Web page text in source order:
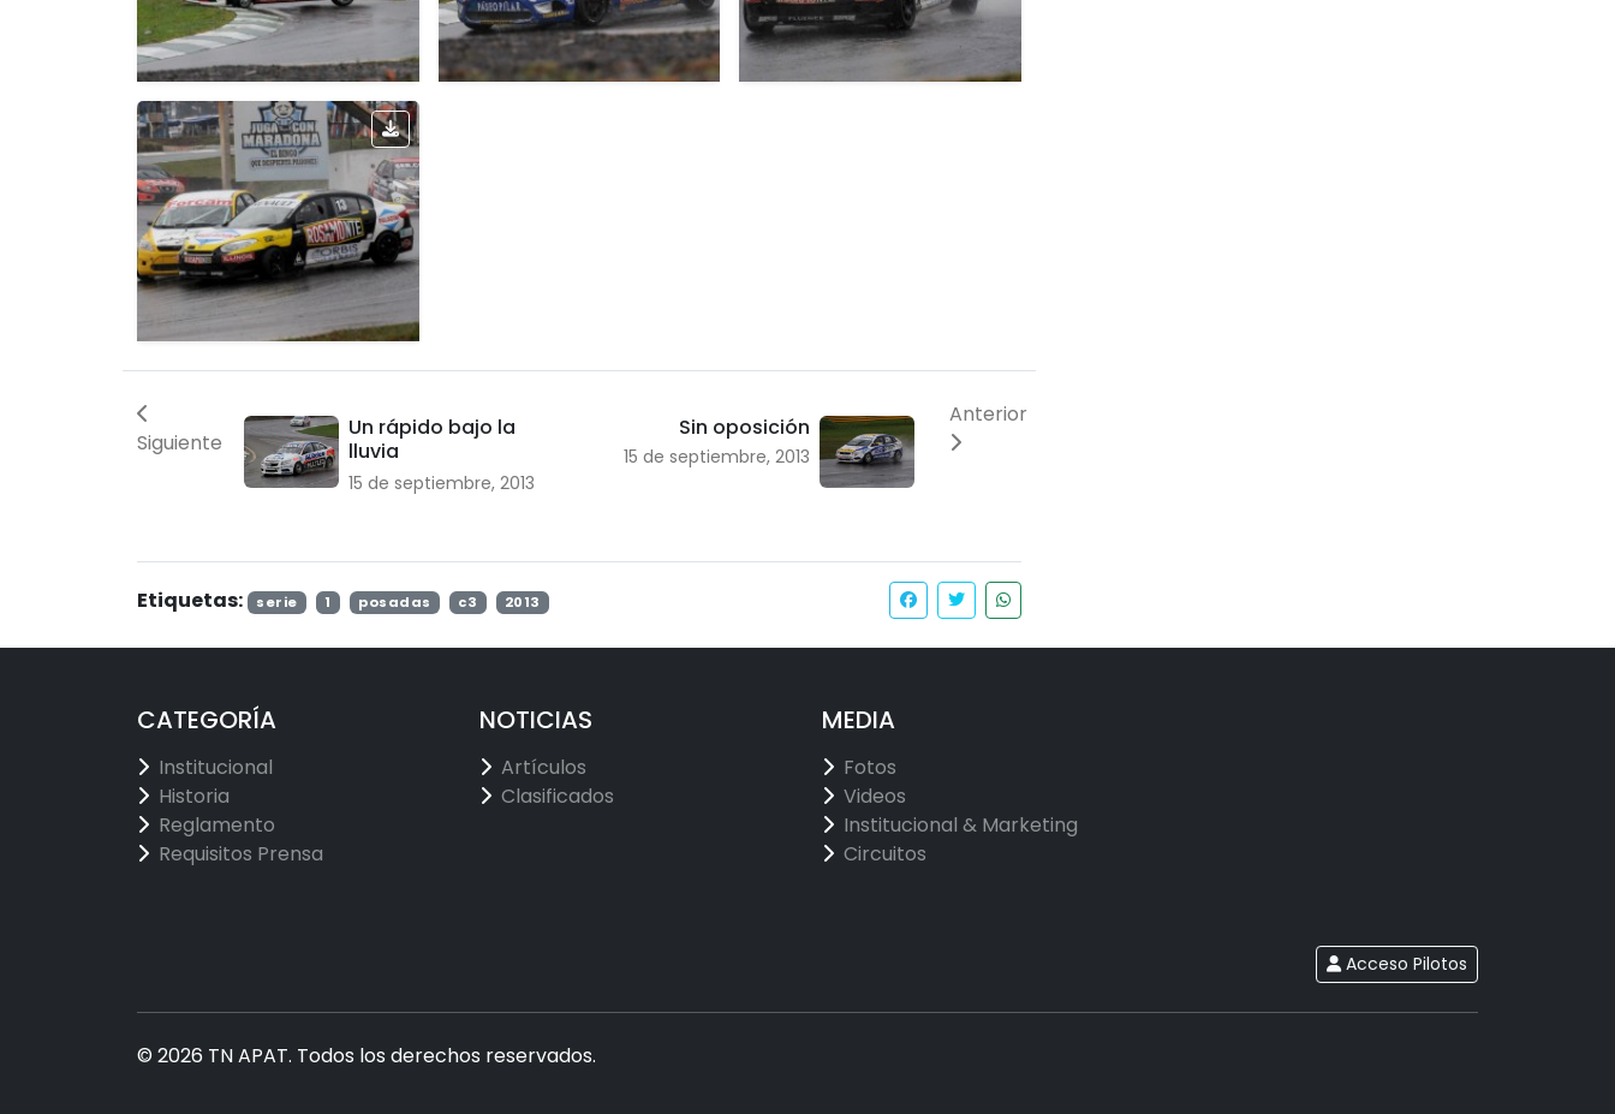
Siguiente
Un rápido bajo la
lluvia
15 de septiembre, 2013
Sin oposición
15 de septiembre, 2013
Anterior
Etiquetas: serie 1 posadas c3 2013
CATEGORÍA
Institucional
Historia
Reglamento
Requisitos Prensa
NOTICIAS
Artículos
Clasificados
MEDIA
Fotos
Videos
Institucional & Marketing
Circuitos
Acceso Pilotos
© 2026 TN APAT. Todos los derechos reservados.